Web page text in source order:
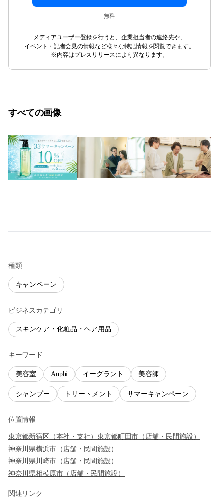
無料
メディアユーザー登録を行うと、企業担当者の連絡先や、
イベント・記者会見の情報など様々な特記情報を閲覧できます。
※内容はプレスリリースにより異なります。
すべての画像
種類
キャンペーン
ビジネスカテゴリ
スキンケア・化粧品・ヘア用品
キーワード
美容室 Anphi イーグラント 美容師
シャンプー トリートメント サマーキャンペーン
位置情報
東京都新宿区 （本社・支社 ） 東京都町田市 （ 店舗・民間施設 ）
神奈川県横浜市 （ 店舗・民間施設 ）
神奈川県川崎市 （ 店舗・民間施設 ）
神奈川県相模原市 （ 店舗・民間施設 ）
関連リンク